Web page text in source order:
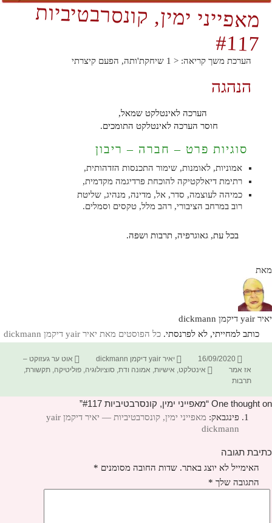
מאפייני ימין, קונסרבטיביות
#117
הערכת משך קריאה: < 1 שיחקת'ותה, הפעם קיצרתי
הנהגה
הערכה לאינטלקט שמאל,
חוסר הערכה לאינטלקט התומכים.
סוגיות פרט – חברה – ריבון
אמוניות, לאומנות, שימור התכנסות הזדהותית,
רתימת דיאלקטיקה להוכחת פרדיגמה מקדמית,
כמיהה לעוצמה, סדר, אל, מדינה, מנהיג, שליטת
רוב במרחב הציבורי, רהב מלל, טקסים וסמלים.
בכל עת, גאוגרפיה, תרבות ושפה.
מאת
יאיר yair דיקמן dickmann
כותב למחייתי, לא לפרנסתי. כל הפוסטים מאת יאיר yair דיקמן dickmann‏
פורסם
בתאריך
16/09/2020 מחבר
יאיר yair דיקמן dickmann קטגוריות
אוט ער געזוקט –
אז אמר
תגיות
אינטלקט אישיות אמונה ודת ,סוציולוגיה ,פוליטיקה ,תקשורת
תרבות
One thought on “מאפייני ימין, קונסרבטיביות #117”
פינגבאק:
מאפייני ימין, קונסרבטיביות — יאיר דיקמן yair
dickmann
כתיבת תגובה
האימייל לא יוצג באתר. שדות החובה מסומנים *
התגובה שלך *